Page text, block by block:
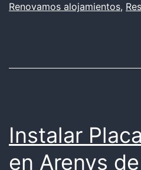
Renovamos alojamientos,
Instalar
en Arenys